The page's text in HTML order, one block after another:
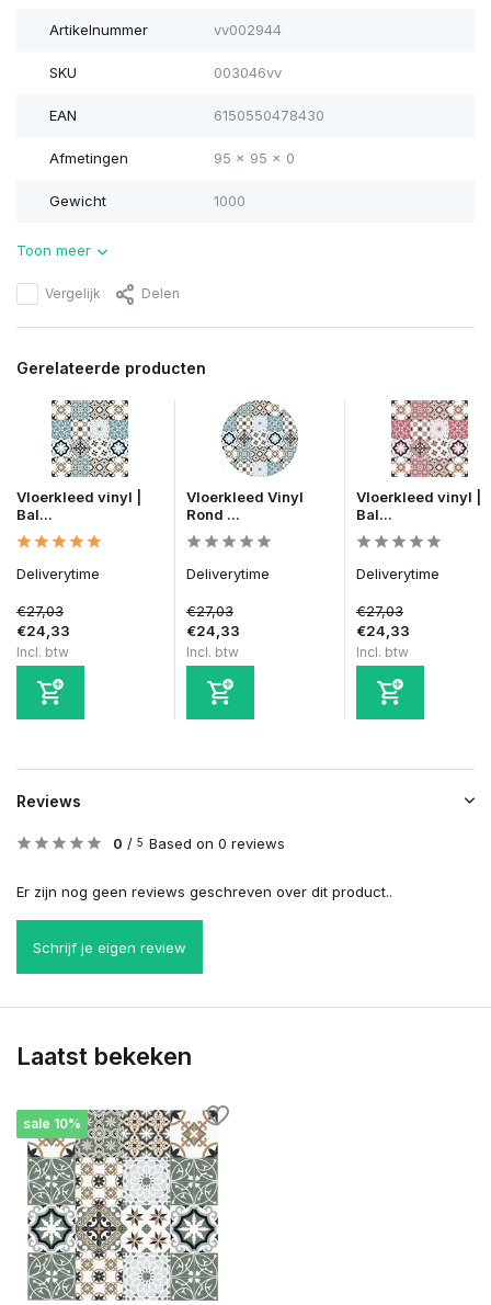
Artikelnummer vv002944
SKU 003046vv
EAN 6150550478430
Afmetingen 95 x 95 x 0
Gewicht 1000
Toon meer
Vergelijk Delen
Gerelateerde producten
Vloerkleed vinyl |
Bal...
Deliverytime
€27,03
€24,33
Incl. btw
Vloerkleed Vinyl
Rond ...
Deliverytime
€27,03
€24,33
Incl. btw
Vloerkleed vinyl |
Bal...
Deliverytime
€27,03
€24,33
Incl. btw
Reviews
0 / 5 Based on 0 reviews
Er zijn nog geen reviews geschreven over dit product..
Schrijf je eigen review
Laatst bekeken
sale 10%